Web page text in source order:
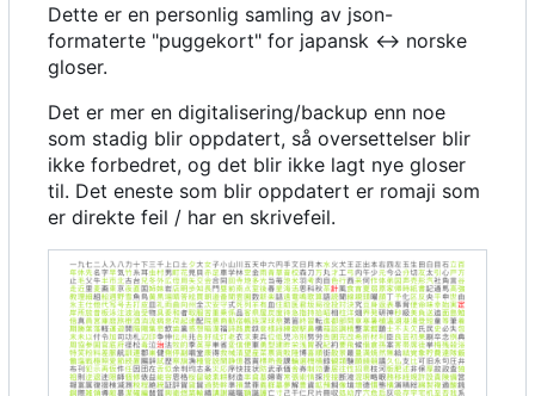
Dette er en personlig samling av json-
formaterte "puggekort" for japansk ↔ norske
gloser.
Det er mer en digitalisering/backup enn noe
som stadig blir oppdatert, så oversettelser blir
ikke forbedret, og det blir ikke lagt nye gloser
til. Det eneste som blir oppdatert er romaji som
er direkte feil / har en skrivefeil.